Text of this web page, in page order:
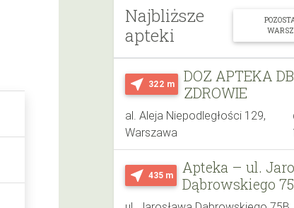
Najbliższe
apteki
near_me 322 m
DOZ APTEKA
ZDROWIE
al. Aleja Niepodległości 129,
Warszawa
near_me 435 m
Apteka – ul.
Dąbrowskiego